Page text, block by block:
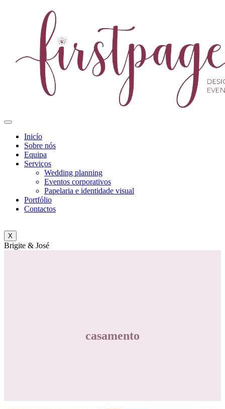
Inicío
Sobre nós
Equipa
Serviços
Wedding planning
Eventos corporativos
Papelaria e identidade visual
Portfólio
Contactos
X
Brigite & José
casamento